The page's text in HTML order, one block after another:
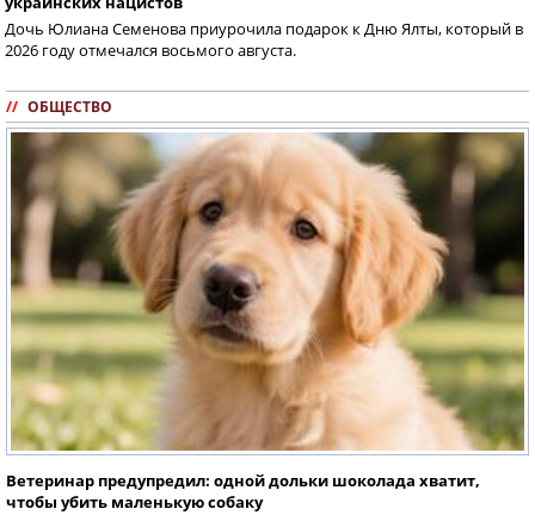
Дочь Юлиана Семенова приурочила подарок к Дню Ялты, который в
2026 году отмечался восьмого августа.
// ОБЩЕСТВО
Ветеринар предупредил: одной дольки шоколада хватит,
чтобы убить маленькую собаку